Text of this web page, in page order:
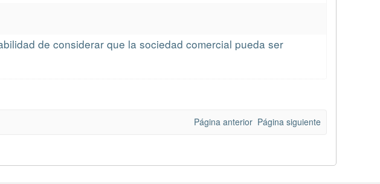
de considerar que la sociedad comercial pueda ser
Página anterior Página siguiente